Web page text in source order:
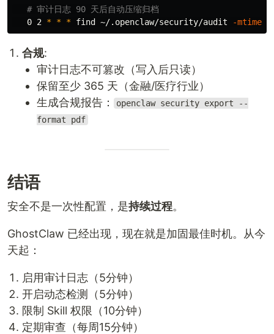
# 审计日志 90 天后自动压缩归档
   0 2
* * * find ~/.openclaw/security/audit -mtime
合规:
审计日志不可篡改（写入后只读）
保留至少 365 天（金融/医疗行业）
生成合规报告：
openclaw security export --
format pdf
结语
安全不是一次性配置，是持续过程。
GhostClaw 已经出现，现在就是加固最佳时机。从今
天起：
启用审计日志（5分钟）
开启动态检测（5分钟）
限制 Skill 权限（10分钟）
定期审查（每周15分钟）